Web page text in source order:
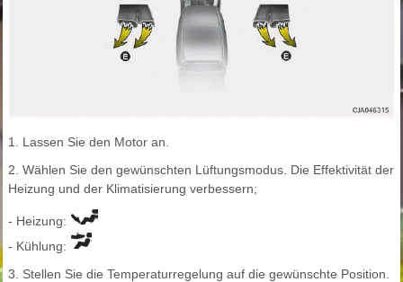
1. Lassen Sie den Motor an.
2. Wählen Sie den gewünschten Lüftungsmodus. Die Effektivität der
Heizung und der Klimatisierung verbessern;
- Heizung:
- Kühlung:
3. Stellen Sie die Temperaturregelung auf die gewünschte Position.